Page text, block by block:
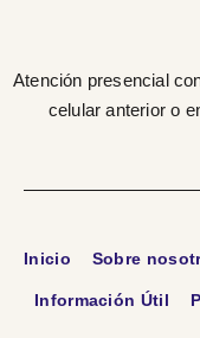
Atención presencial
celular anterior o
Inicio Sobre
Información Útil